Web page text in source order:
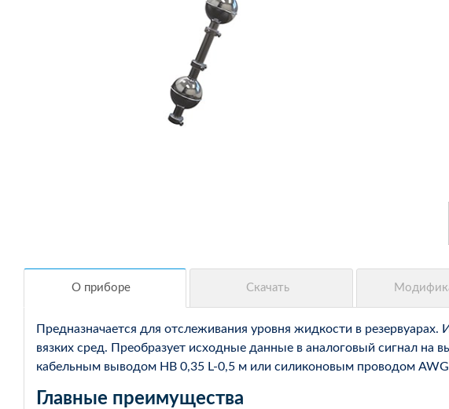
Предназначается для отслеживания уровня жидкости в
вязких сред. Преобразует исходные данные в аналоговый сигнал
кабельным выводом НВ 0,35 L-0,5 м или силиконовым проводом
Главные преимущества